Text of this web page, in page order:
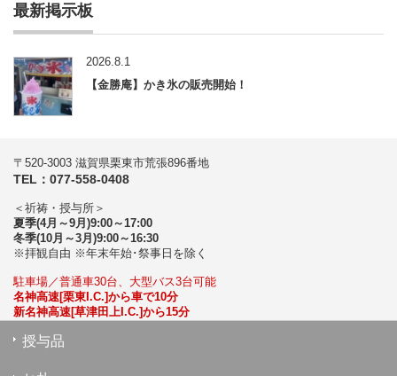
最新掲示板
2026.8.1
【金勝庵】かき氷の販売開始！
〒520-3003 滋賀県栗東市荒張896番地
TEL：077-558-0408
＜祈祷・授与所＞
夏季(4月～9月)9:00～17:00
冬季(10月～3月)9:00～16:30
※拝観自由 ※年末年始･祭事日を除く
駐車場／普通車30台、大型バス3台可能
名神高速[栗東I.C.]から車で10分
新名神高速[草津田上I.C.]から15分
授与品